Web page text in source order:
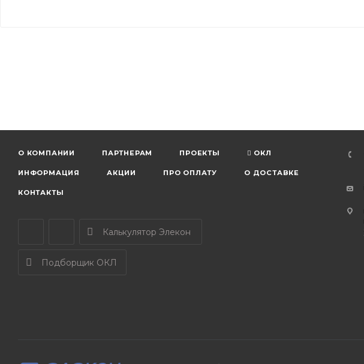
О КОМПАНИИ ПАРТНЕРАМ ПРОЕКТЫ ОКЛ
ИНФОРМАЦИЯ АКЦИИ ПРО ОПЛАТУ О ДОСТАВКЕ
КОНТАКТЫ
Калькулятор Элекон
Подборщик ОКЛ